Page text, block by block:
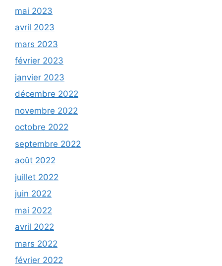
mai 2023
avril 2023
mars 2023
février 2023
janvier 2023
décembre 2022
novembre 2022
octobre 2022
septembre 2022
août 2022
juillet 2022
juin 2022
mai 2022
avril 2022
mars 2022
février 2022